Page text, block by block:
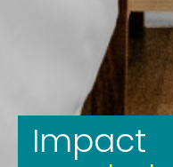
Impact